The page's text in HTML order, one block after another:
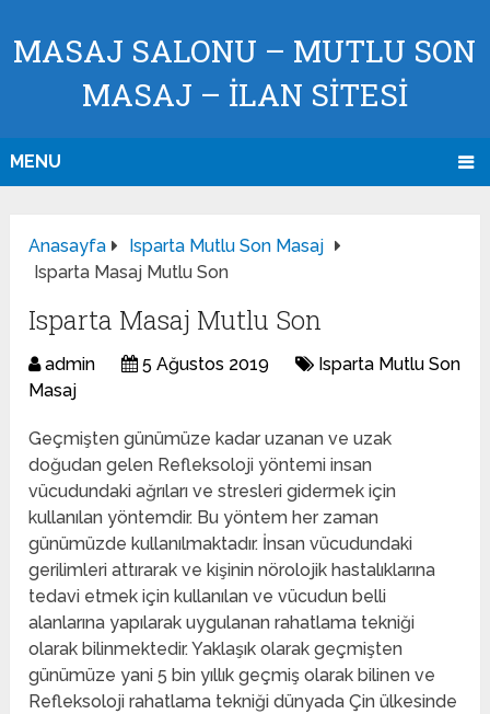
MASAJ SALONU – MUTLU SON
MASAJ – İLAN SİTESİ
MENU
Anasayfa
Isparta Mutlu Son Masaj
Isparta Masaj Mutlu Son
Isparta Masaj Mutlu Son
admin 5 Ağustos 2019
Isparta Mutlu Son
Masaj
Geçmişten günümüze kadar uzanan ve uzak
doğudan gelen Refleksoloji yöntemi insan
vücudundaki ağrıları ve stresleri gidermek için
kullanılan yöntemdir. Bu yöntem her zaman
günümüzde kullanılmaktadır. İnsan vücudundaki
gerilimleri attırarak ve kişinin nörolojik hastalıklarına
tedavi etmek için kullanılan ve vücudun belli
alanlarına yapılarak uygulanan rahatlama tekniği
olarak bilinmektedir. Yaklaşık olarak geçmişten
günümüze yani 5 bin yıllık geçmiş olarak bilinen ve
Refleksoloji rahatlama tekniği dünyada Çin ülkesinde